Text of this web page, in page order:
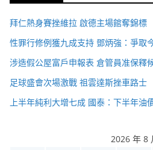
拜仁熱身賽挫維拉 啟德主場館奪錦標
性罪行修例獲九成支持 鄧炳強：爭取
涉造假公屋富戶申報表 倉管員准保釋
足球盛會次場激戰 祖雲達斯挫車路士
上半年純利大增七成 國泰：下半年油
2026 年 8